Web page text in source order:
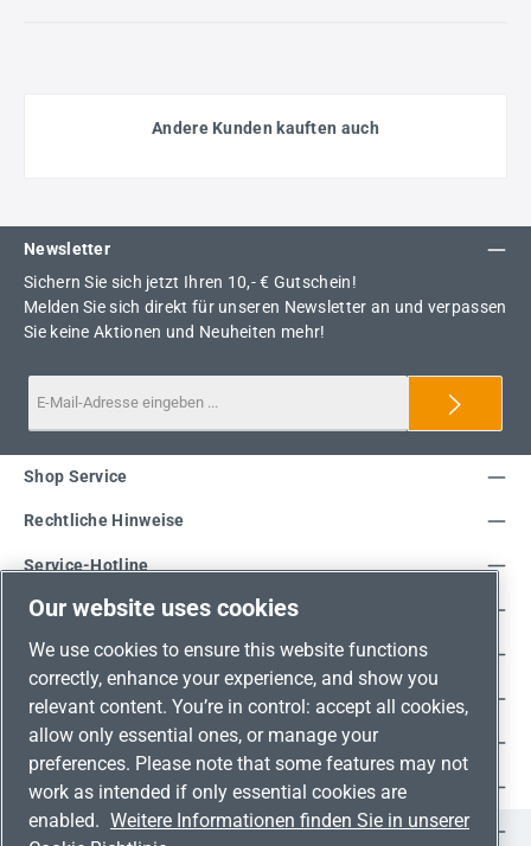
Andere Kunden kauften auch
Newsletter
Sichern Sie sich jetzt Ihren 10,- € Gutschein!
Melden Sie sich direkt für unseren Newsletter an und verpassen
Sie keine Aktionen und Neuheiten mehr!
Service-Hotline
Shop Service
Rechtliche Hinweise
Unsere Vorteile
Versandarten
Zahlungsarten
Adresse
Umweltschutz & Partnerschaft
Jetzt auf Social Media folgen!
Our website uses cookies
We use cookies to ensure this website functions
correctly, enhance your experience, and show you
relevant content. You’re in control: accept all cookies,
allow only essential ones, or manage your
preferences. Please note that some features may not
work as intended if only essential cookies are
enabled. Weitere Informationen finden Sie in unserer